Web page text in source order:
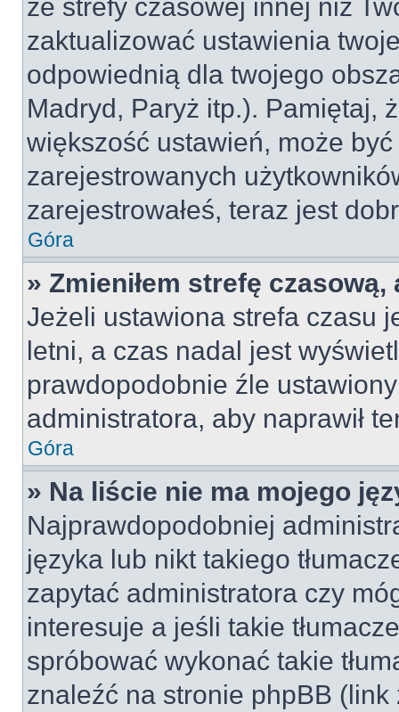
ze strefy czasowej innej niż
zaktualizować ustawienia
odpowiednią dla twojego
Madryd, Paryż itp.). Pamiętaj,
większość ustawień, może
zarejestrowanych
zarejestrowałeś, teraz jest
Góra
» Zmieniłem strefę
Jeżeli ustawiona strefa czasu
letni, a czas nadal jest
prawdopodobnie źle
administratora, aby naprawił
Góra
» Na liście nie ma mojego
Najprawdopodobniej
języka lub nikt takiego
zapytać administratora czy
interesuje a jeśli takie
spróbować wykonać takie
znaleźć na stronie phpBB